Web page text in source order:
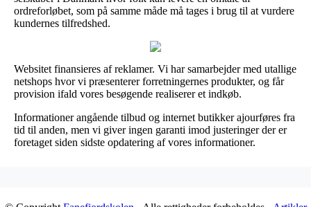
ordreforløbet, som på samme måde må tages i brug til at vurdere
kundernes tilfredshed.
Websitet finansieres af reklamer. Vi har samarbejder med utallige
netshops hvor vi præsenterer forretningernes produkter, og får
provision ifald vores besøgende realiserer et indkøb.
Informationer angående tilbud og internet butikker ajourføres fra
tid til anden, men vi giver ingen garanti imod justeringer der er
foretaget siden sidste opdatering af vores informationer.